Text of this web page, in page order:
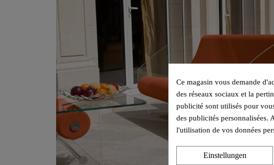
Ce magasin vous demande
des réseaux sociaux et la
publicité sont utilisés pour
des publicités personnalisées.
l'utilisation de vos données
Einstellungen